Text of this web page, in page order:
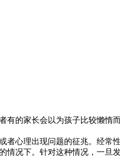
的家长会以为孩子比较懒惰
心理出现问题的征兆。经常
况下。针对这种情况，一旦